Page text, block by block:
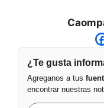
¿Te gusta
Agreganos a tus
encontrar nuestras